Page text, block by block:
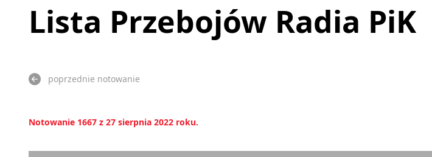
Lista Przebojów Radia PiK
poprzednie notowanie
Notowanie 1667 z 27 sierpnia 2022 roku.